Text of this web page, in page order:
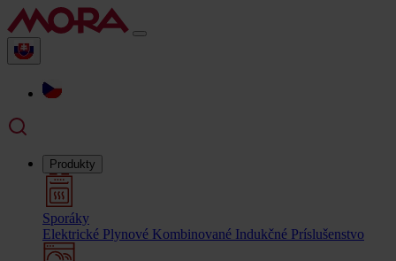
Produkty
Sporáky
Elektrické Plynové Kombinované Indukčné Príslušenstvo